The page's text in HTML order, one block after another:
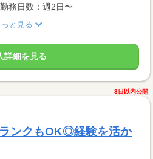
務日数：週2日〜
っと見る
詳細を見る
3日以内公開
ランクもOK◎経験を活か